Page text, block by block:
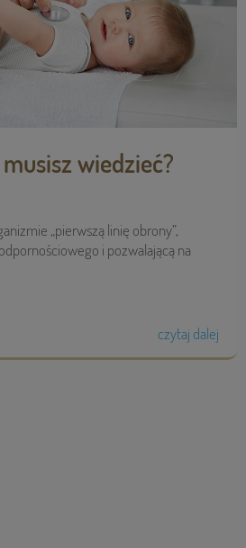
wiedzieć?
„pierwszą linię obrony”,
i pozwalającą na
czytaj dalej